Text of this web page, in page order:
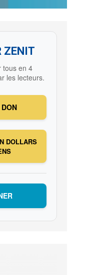
ZENIT
tous en 4
les lecteurs.
DOLLARS